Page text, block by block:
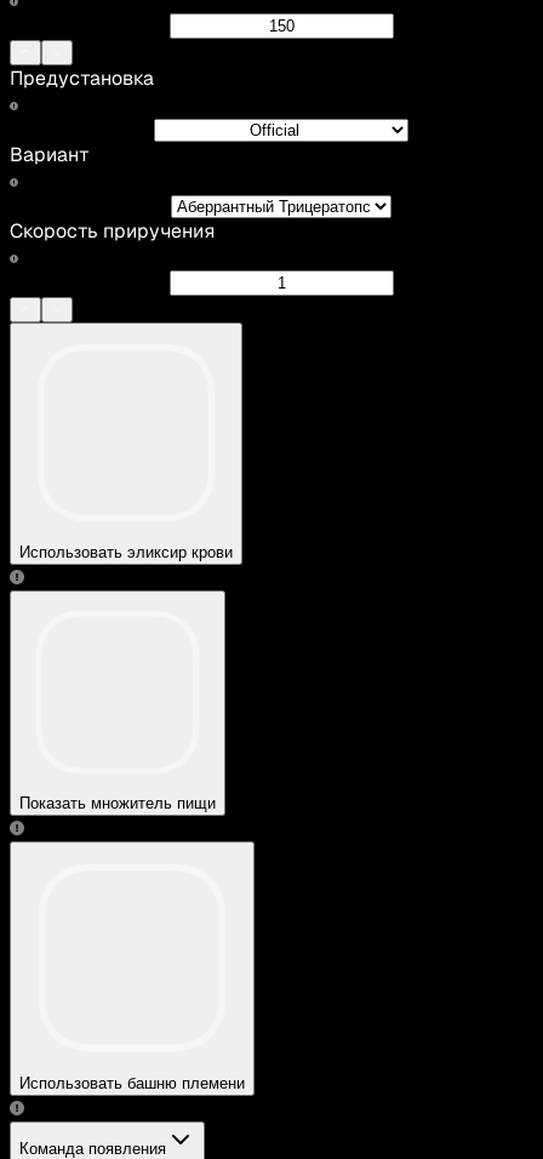
Предустановка
Вариант
Скорость приручения
Использовать эликсир крови
Показать множитель пищи
Использовать башню племени
Команда появления